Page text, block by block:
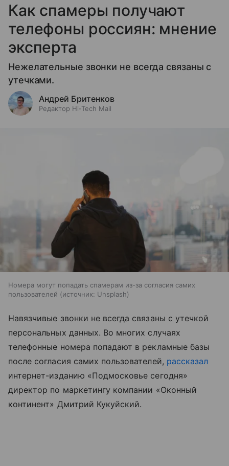
Как спамеры получают
телефоны россиян: мнение
эксперта
Нежелательные звонки не всегда связаны с
утечками.
Андрей Бритенков
Редактор Hi-Tech Mail
Номера могут попадать спамерам из-за согласия самих
пользователей
источник: Unsplash
Навязчивые звонки не всегда связаны с утечкой
персональных данных. Во многих случаях
телефонные номера попадают в рекламные базы
после согласия самих пользователей, рассказал
интернет-изданию «Подмосковье сегодня»
директор по маркетингу компании «Оконный
континент» Дмитрий Кукуйский.